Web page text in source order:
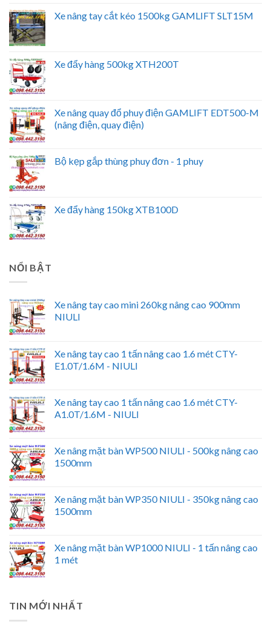
Xe nâng tay cắt kéo 1500kg GAMLIFT SLT15M
Xe đẩy hàng 500kg XTH200T
Xe nâng quay đổ phuy điện GAMLIFT EDT500-M
(nâng điện, quay điện)
Bộ kẹp gắp thùng phuy đơn - 1 phuy
Xe đẩy hàng 150kg XTB100D
NỔI BẬT
Xe nâng tay cao mini 260kg nâng cao 900mm
NIULI
Xe nâng tay cao 1 tấn nâng cao 1.6 mét CTY-
E1.0T/1.6M - NIULI
Xe nâng tay cao 1 tấn nâng cao 1.6 mét CTY-
A1.0T/1.6M - NIULI
Xe nâng mặt bàn WP500 NIULI - 500kg nâng cao
1500mm
Xe nâng mặt bàn WP350 NIULI - 350kg nâng cao
1500mm
Xe nâng mặt bàn WP1000 NIULI - 1 tấn nâng cao
1 mét
TIN MỚI NHẤT